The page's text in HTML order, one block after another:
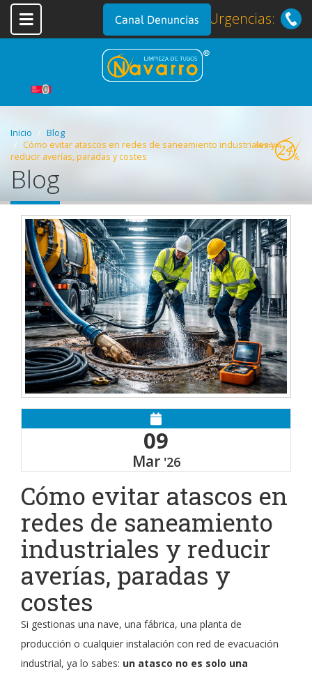
Urgencias:
Canal Denuncias
Inicio
Blog
Cómo evitar atascos en redes de saneamiento industriales y
reducir averías, paradas y costes
Blog
09
Mar '26
Cómo evitar atascos en
redes de saneamiento
industriales y reducir
averías, paradas y
costes
Si gestionas una nave, una fábrica, una planta de
producción o cualquier instalación con red de evacuación
industrial, ya lo sabes: un atasco no es solo una